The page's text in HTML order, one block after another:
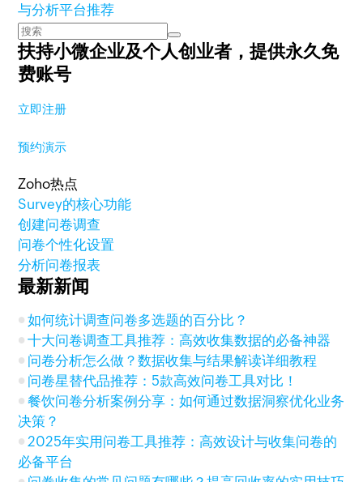
与分析平台推荐
扶持小微企业及个人创业者，提供永久免
费账号
立即注册
预约演示
Zoho热点
Survey的核心功能
创建问卷调查
问卷个性化设置
分析问卷报表
最新新闻
如何统计调查问卷多选题的百分比？
十大问卷调查工具推荐：高效收集数据的必备神器
问卷分析怎么做？数据收集与结果解读详细教程
问卷星替代品推荐：5款高效问卷工具对比！
餐饮问卷分析案例分享：如何通过数据洞察优化业务
决策？
2025年实用问卷工具推荐：高效设计与收集问卷的
必备平台